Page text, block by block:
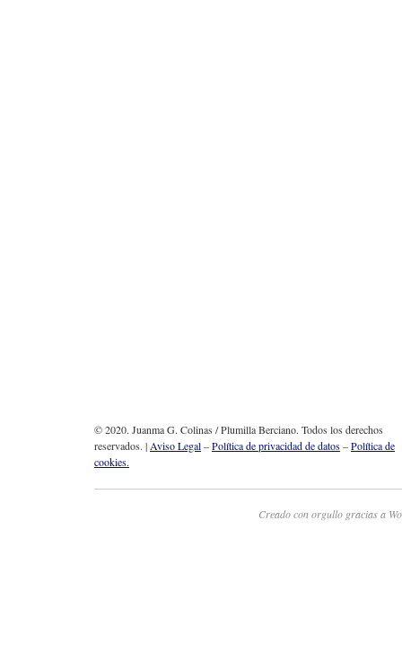
© 2020. Juanma G. Colinas / Plumilla Berciano. Todos los derechos
reservados. |Aviso Legal–Política de privacidad de datos–Política de
cookies.
Creado con orgullo gracias a